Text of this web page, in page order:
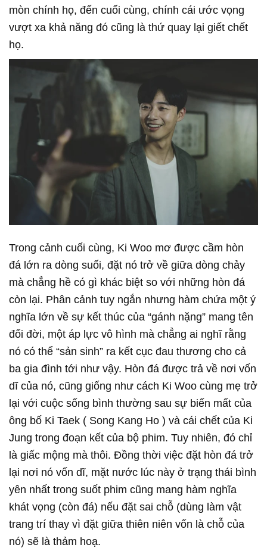
mòn chính họ, đến cuối cùng, chính cái ước vọng
vượt xa khả năng đó cũng là thứ quay lại giết chết
họ.
Trong cảnh cuối cùng, Ki Woo mơ được cầm hòn
đá lớn ra dòng suối, đặt nó trở về giữa dòng chảy
mà chẳng hề có gì khác biệt so với những hòn đá
còn lại. Phân cảnh tuy ngắn nhưng hàm chứa một ý
nghĩa lớn về sự kết thúc của “gánh nặng” mang tên
đổi đời, một áp lực vô hình mà chẳng ai nghĩ rằng
nó có thể “sản sinh” ra kết cục đau thương cho cả
ba gia đình tới như vậy. Hòn đá được trả về nơi vốn
dĩ của nó, cũng giống như cách Ki Woo cùng mẹ trở
lại với cuộc sống bình thường sau sự biến mất của
ông bố Ki Taek ( Song Kang Ho ) và cái chết của Ki
Jung trong đoạn kết của bộ phim. Tuy nhiên, đó chỉ
là giấc mộng mà thôi. Đồng thời việc đặt hòn đá trở
lại nơi nó vốn dĩ, mặt nước lúc này ở trạng thái bình
yên nhất trong suốt phim cũng mang hàm nghĩa
khát vọng (còn đá) nếu đặt sai chỗ (dùng làm vật
trang trí thay vì đặt giữa thiên niên vốn là chỗ của
nó) sẽ là thảm hoạ.